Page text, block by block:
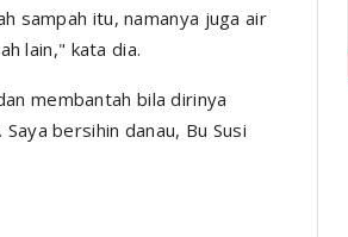
sampah itu, namanya juga air
lain," kata dia.
membantah bila dirinya
. Saya bersihin danau, Bu Susi